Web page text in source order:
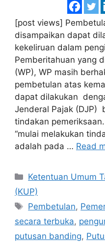
[post views]
disampaikan dapat
kekeliruan dalam
Pemberitahuan yang
(WP), WP masih
pembetulan atas
dapat dilakukan
Jenderal Pajak (DJP)
tindakan
“mulai melakukan
adalah pada … Read
Categories
Ketentuan Umum
(KUP)
Tags
Pembetulan,
secara terbuka,
putusan banding,